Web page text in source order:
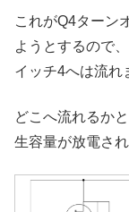
これがQ4ターン
ようとするので
イッチ4へは流れ
どこへ流れるか
生容量が放電さ